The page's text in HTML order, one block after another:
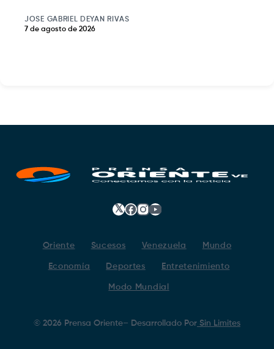
JOSE GABRIEL DEYAN RIVAS
7 de agosto de 2026
𝕏 Facebook
Instagram
YouTube
Oriente Sucesos Venezuela Mundo
Economía Deportes Entretenimiento
Modo Mundial
© 2026 Prensa Oriente– Desarrollado Por Sin Limites